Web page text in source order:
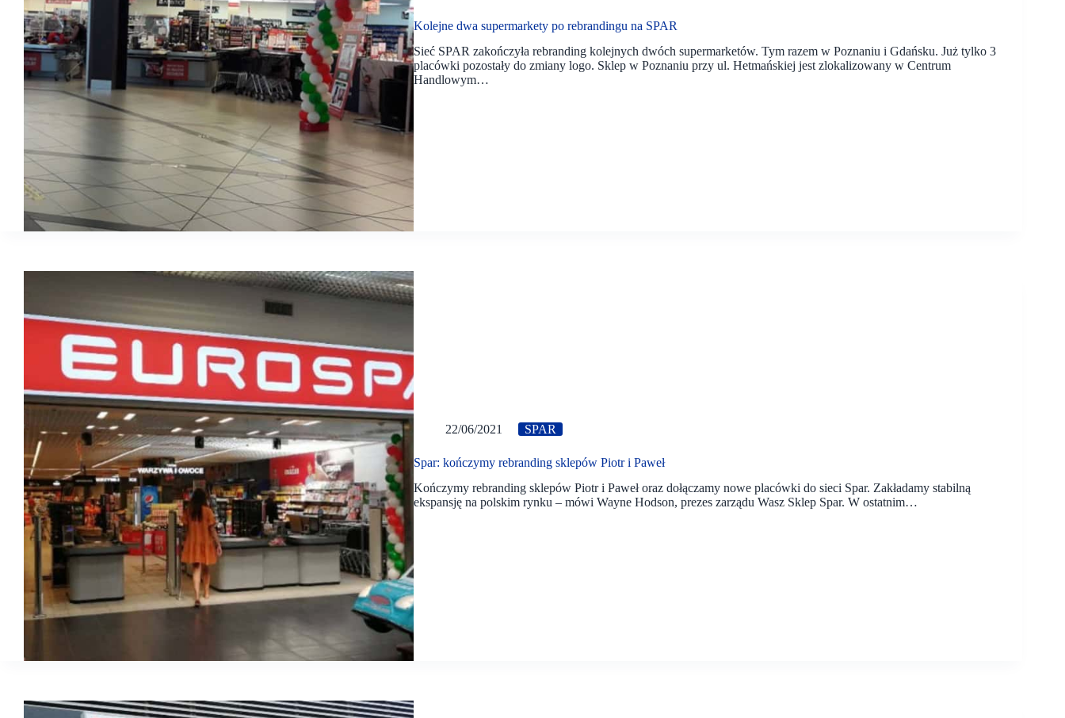
Kolejne dwa supermarkety po rebrandingu na SPAR
Sieć SPAR zakończyła rebranding kolejnych dwóch supermarketów. Tym razem w Poznaniu i Gdańsku. Już tylko 3
placówki pozostały do zmiany logo. Sklep w Poznaniu przy ul. Hetmańskiej jest zlokalizowany w Centrum
Handlowym…
22/06/2021 SPAR
Spar: kończymy rebranding sklepów Piotr i Paweł
Kończymy rebranding sklepów Piotr i Paweł oraz dołączamy nowe placówki do sieci Spar. Zakładamy stabilną
ekspansję na polskim rynku – mówi Wayne Hodson, prezes zarządu Wasz Sklep Spar. W ostatnim…